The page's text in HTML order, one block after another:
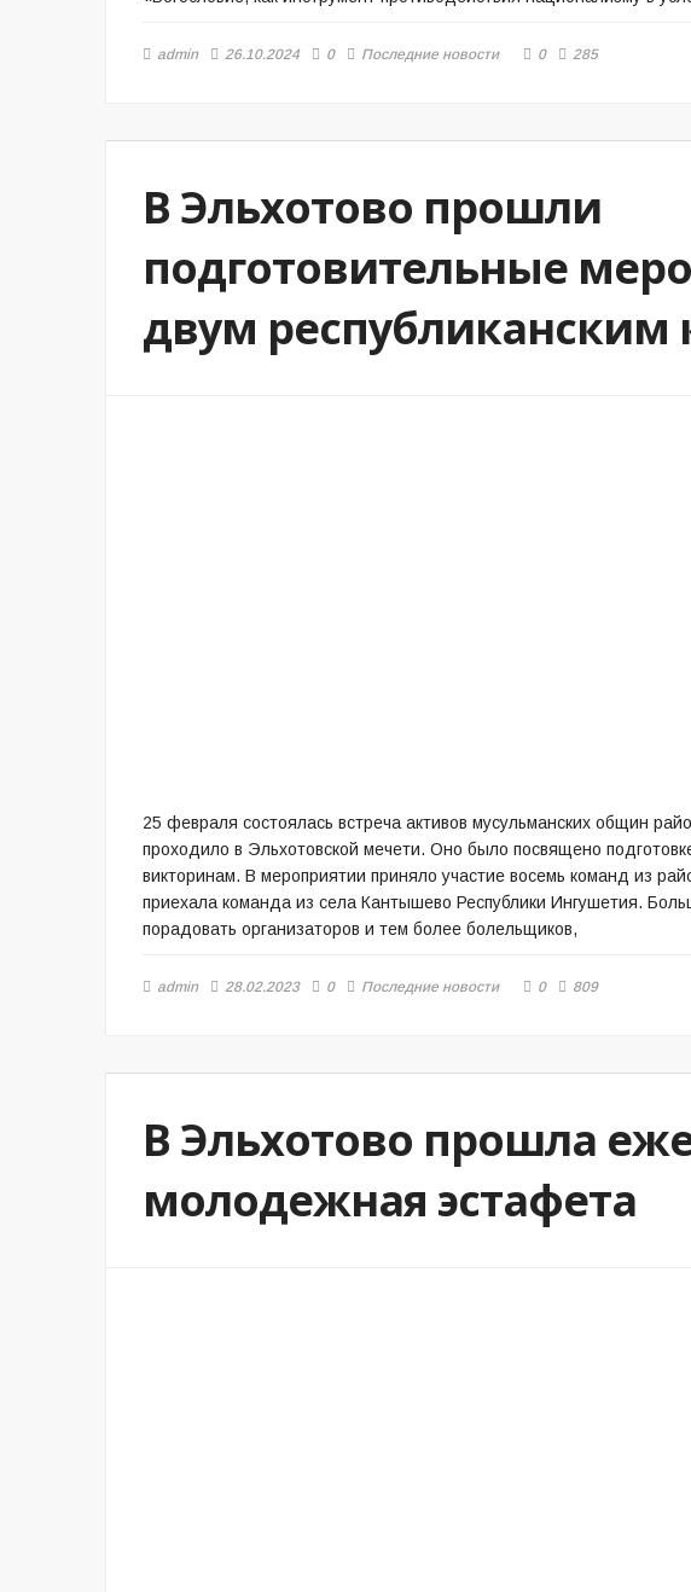
admin 26.10.2024 0 Последние новости 0 285
В Эльхотово прошли
подготовительные
двум республиканским
25 февраля состоялась встреча активов мусульманских общин
проходило в Эльхотовской мечети. Оно было посвящено
викторинам. В мероприятии приняло участие восемь команд из
приехала команда из села Кантышево Республики Ингушетия.
порадовать организаторов и тем более болельщиков,
admin 28.02.2023 0 Последние новости 0 809
В Эльхотово прошла
молодежная эстафета